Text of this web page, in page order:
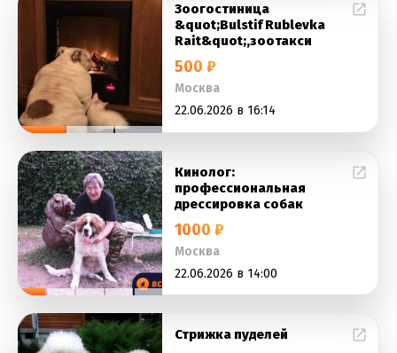
Зоогостиница
&quot;Bulstif Rublevka
Rait&quot;,зоотакси
500 ₽
Москва
22.06.2026 в 16:14
Кинолог:
профессиональная
дрессировка собак
1000 ₽
Москва
22.06.2026 в 14:00
Стрижка пуделей